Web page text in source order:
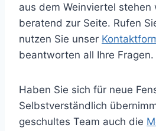
aus dem Weinviertel stehen
beratend zur Seite. Rufen
nutzen Sie unser
beantworten all Ihre Fragen.
Haben Sie sich für neue
Selbstverständlich
geschultes Team auch die